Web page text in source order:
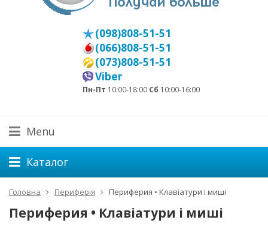
(098)808-51-51
(066)808-51-51
(073)808-51-51
Viber
Пн-Пт 10:00-18:00 Сб 10:00-16:00
Menu
Каталог
Головна Периферія Периферия • Клавіатури і миші
Периферия • Клавіатури і миші